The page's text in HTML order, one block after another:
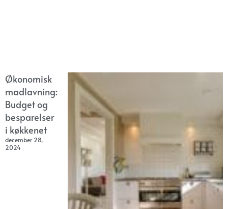
Økonomisk
madlavning:
Budget og
besparelser
i køkkenet
december 28,
2024